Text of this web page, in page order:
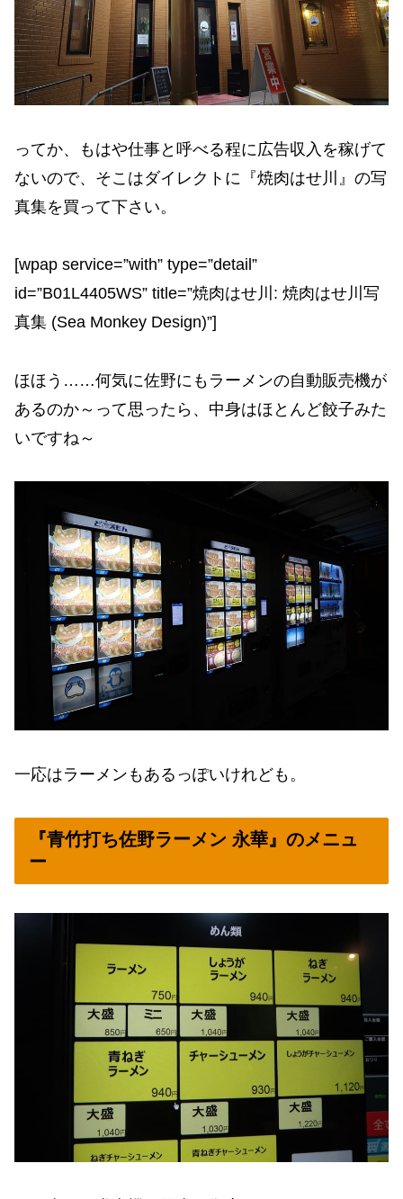
ってか、もはや仕事と呼べる程に広告収入を稼げて
ないので、そこはダイレクトに『焼肉はせ川』の写
真集を買って下さい。
[wpap service=”with” type=”detail”
id=”B01L4405WS” title=”焼肉はせ川: 焼肉はせ川写
真集 (Sea Monkey Design)”]
ほほう……何気に佐野にもラーメンの自動販売機が
あるのか～って思ったら、中身はほとんど餃子みた
いですね～
一応はラーメンもあるっぽいけれども。
『青竹打ち佐野ラーメン 永華』のメニュ
ー